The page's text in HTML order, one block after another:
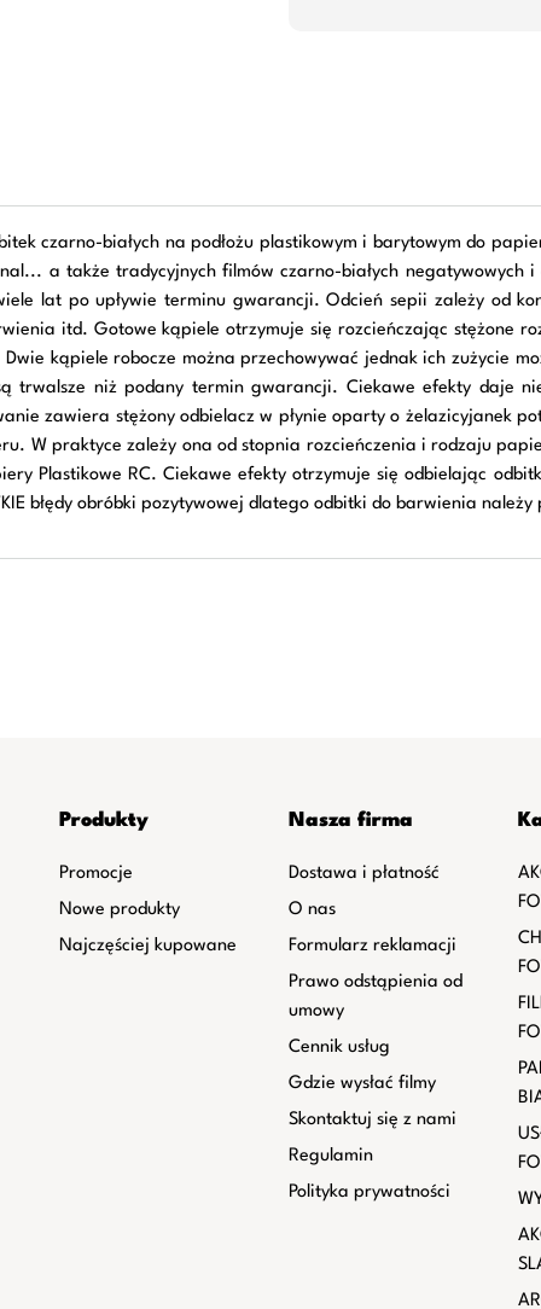
czarno-białych na podłożu plastikowym i barytowym do
a także tradycyjnych filmów czarno-białych negatywowych
lat po upływie terminu gwarancji. Odcień sepii zależy od
itd. Gotowe kąpiele otrzymuje się rozcieńczając stężone
kąpiele robocze można przechowywać jednak ich zużycie
trwalsze niż podany termin gwarancji. Ciekawe efekty daje
zawiera stężony odbielacz w płynie oparty o żelazicyjanek
W praktyce zależy ona od stopnia rozcieńczenia i rodzaju
Plastikowe RC. Ciekawe efekty otrzymuje się odbielając
błędy obróbki pozytywowej dlatego odbitki do barwienia
Produkty
Promocje
Nowe produkty
Najczęściej kupowane
Nasza firma
Dostawa i płatność
O nas
Formularz reklamacji
Prawo odstąpienia od
umowy
Cennik usług
Gdzie wysłać filmy
Skontaktuj się z nami
Regulamin
Polityka prywatności